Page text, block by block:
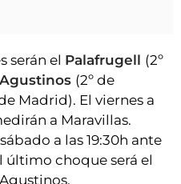
serán el Palafrugell (2º
Agustinos (2º de
de Madrid). El viernes a
a Maravillas.
a las 19:30h ante
último choque será el